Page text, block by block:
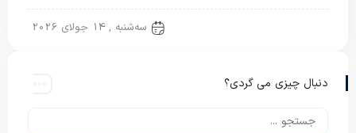
سه‌شنبه , 14 جولای 2026
دنبال چیزی می گردی؟